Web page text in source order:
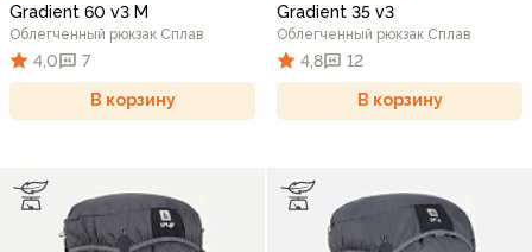
Gradient 60 v3 M
Облегченный рюкзак Сплав
4,0 7
В корзину
Gradient 35 v3
Облегченный рюкзак Сплав
4,8 12
В корзину